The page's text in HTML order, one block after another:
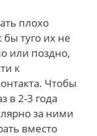
плохо
бы туго их не
или поздно,
к
Чтобы
в 2-3 года
за ними
вместо